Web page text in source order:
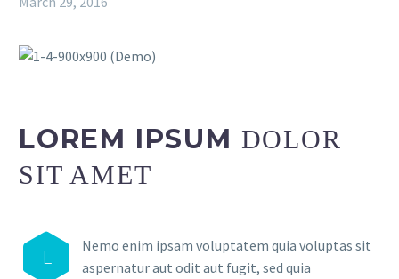
LOREM IPSUM DOLOR
SIT AMET
L
Nemo enim ipsam voluptatem quia voluptas sit
aspernatur aut odit aut fugit, sed quia